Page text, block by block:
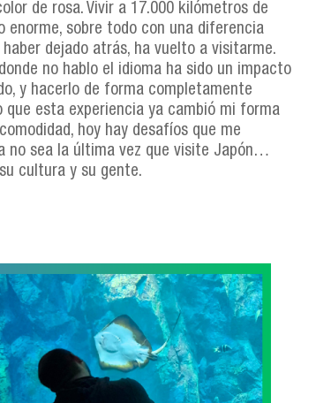
de rosa. Vivir a 17.000 kilómetros de
enorme, sobre todo con una diferencia
dejado atrás, ha vuelto a visitarme.
no hablo el idioma ha sido un impacto
y hacerlo de forma completamente
que esta experiencia ya cambió mi forma
hoy hay desafíos que me
no sea la última vez que visite Japón…
cultura y su gente.